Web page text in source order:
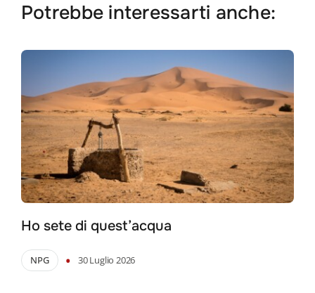
Potrebbe interessarti anche:
Ho sete di quest’acqua
NPG • 30 Luglio 2026